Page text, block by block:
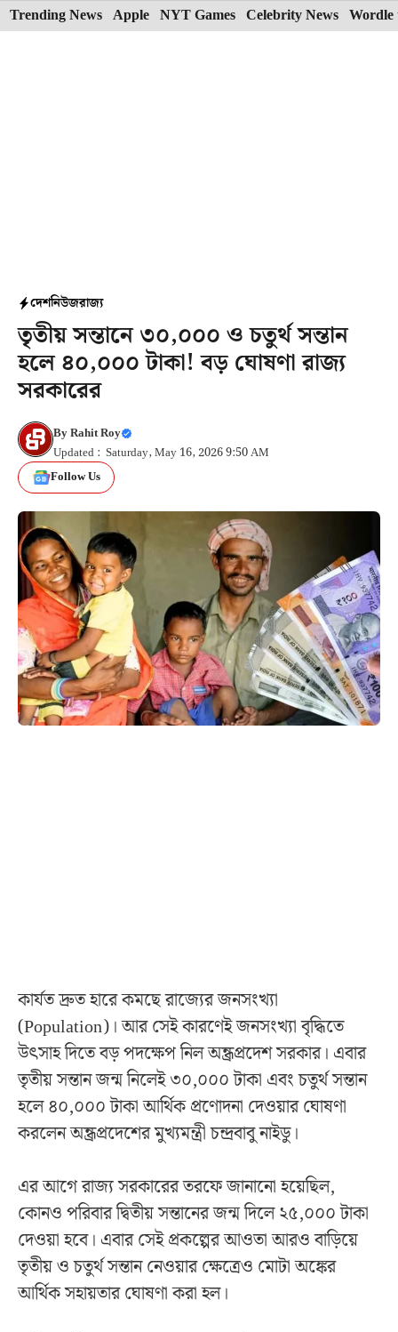
Skip
to
Trending News Apple NYT Games Celebrity News Wordle
দেশনিউজরাজ্য
তৃতীয় সন্তানে ৩০,০০০ ও চতুর্থ সন্তান
হলে ৪০,০০০ টাকা! বড় ঘোষণা রাজ্য
সরকারের
ByRahit Roy
Updated : Saturday, May 16, 2026 9:50 AM
Follow Us
কার্যত দ্রুত হারে কমছে রাজ্যের জনসংখ্যা
(Population)। আর সেই কারণেই জনসংখ্যা বৃদ্ধিতে
উৎসাহ দিতে বড় পদক্ষেপ নিল অন্ধ্রপ্রদেশ সরকার। এবার
তৃতীয় সন্তান জন্ম নিলেই ৩০,০০০ টাকা এবং চতুর্থ সন্তান
হলে ৪০,০০০ টাকা আর্থিক প্রণোদনা দেওয়ার ঘোষণা
করলেন অন্ধ্রপ্রদেশের মুখ্যমন্ত্রী চন্দ্রবাবু নাইডু।
এর আগে রাজ্য সরকারের তরফে জানানো হয়েছিল,
কোনও পরিবার দ্বিতীয় সন্তানের জন্ম দিলে ২৫,০০০ টাকা
দেওয়া হবে। এবার সেই প্রকল্পের আওতা আরও বাড়িয়ে
তৃতীয় ও চতুর্থ সন্তান নেওয়ার ক্ষেত্রেও মোটা অঙ্কের
আর্থিক সহায়তার ঘোষণা করা হল।